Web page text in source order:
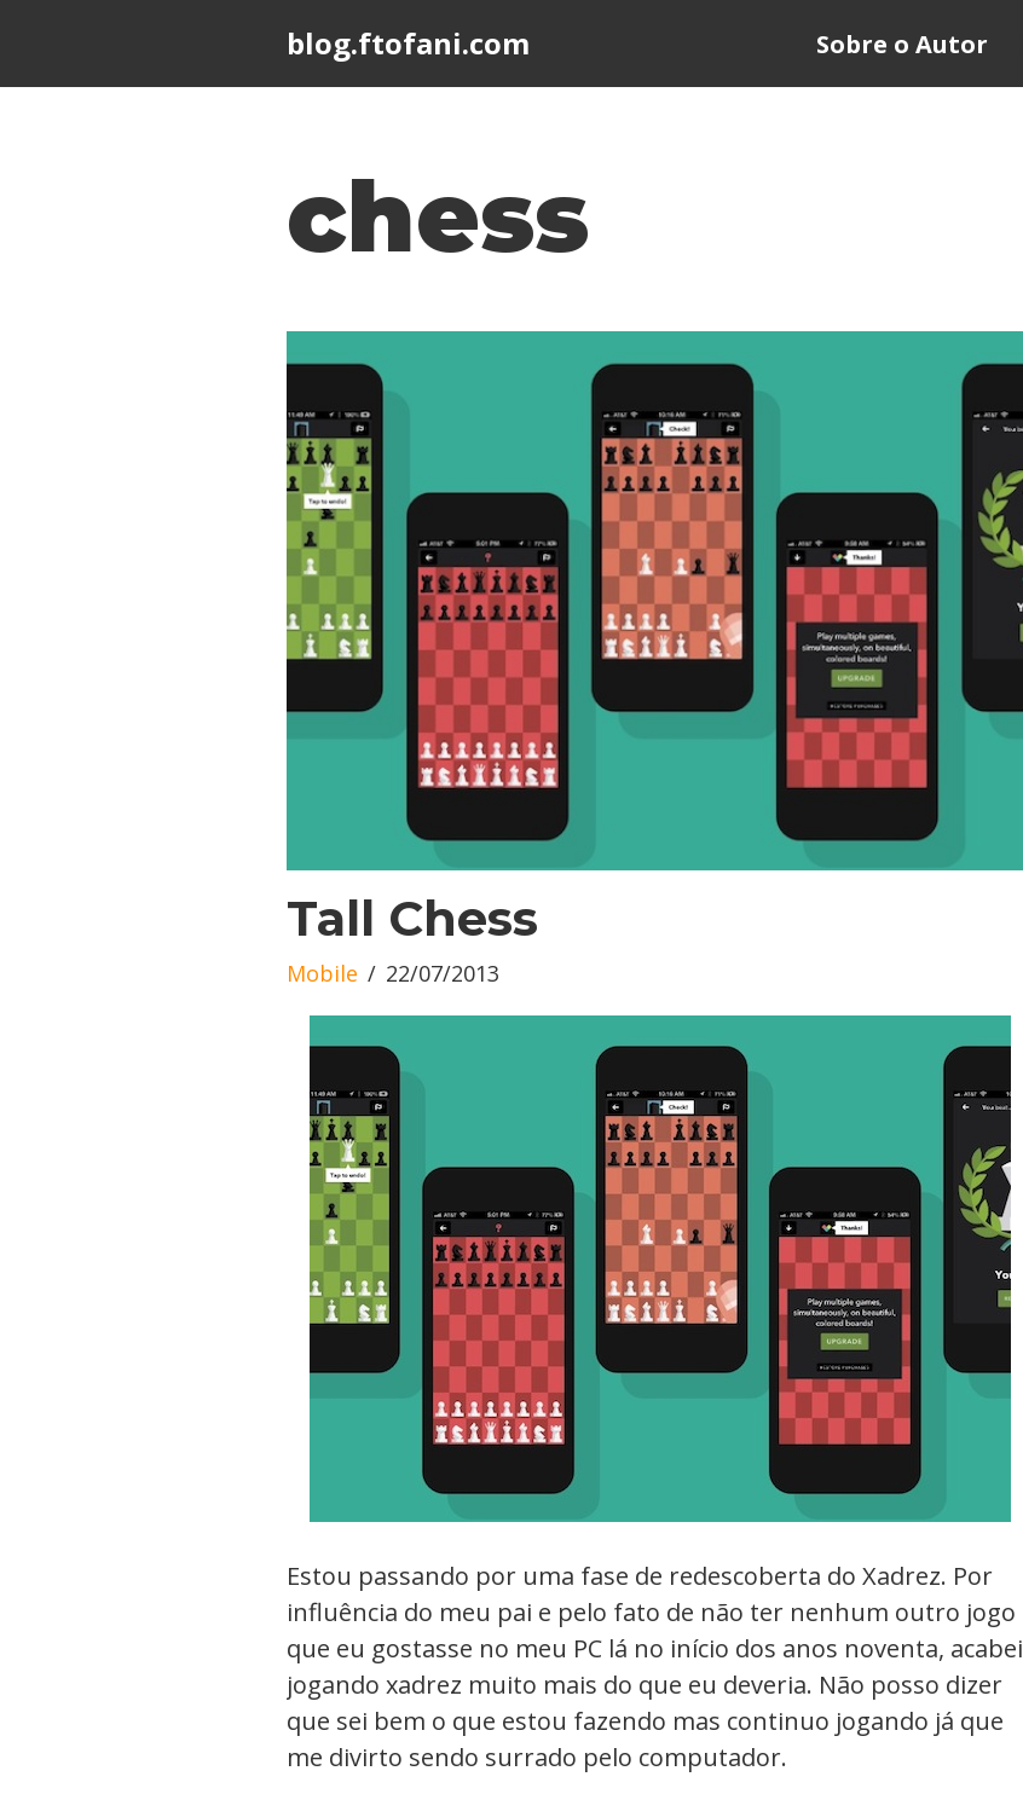
blog.ftofani.com Sobre o Autor
chess
Tall Chess
Mobile 22/07/2013
Estou passando por uma fase de redescoberta do Xadrez. Por
influência do meu pai e pelo fato de não ter nenhum outro jogo
que eu gostasse no meu PC lá no início dos anos noventa, acabei
jogando xadrez muito mais do que eu deveria. Não posso dizer
que sei bem o que estou fazendo mas continuo jogando já que
me divirto sendo surrado pelo computador.